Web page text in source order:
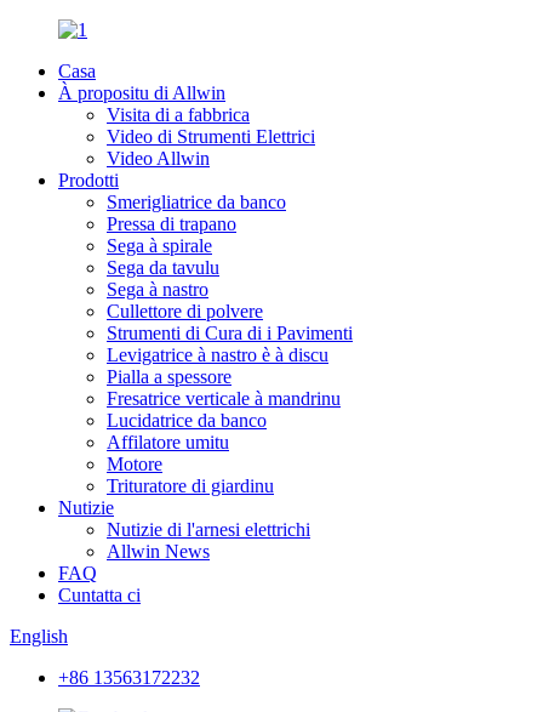
Casa
À propositu di Allwin
Visita di a fabbrica
Video di Strumenti Elettrici
Video Allwin
Prodotti
Smerigliatrice da banco
Pressa di trapano
Sega à spirale
Sega da tavulu
Sega à nastro
Cullettore di polvere
Strumenti di Cura di i Pavimenti
Levigatrice à nastro è à discu
Pialla a spessore
Fresatrice verticale à mandrinu
Lucidatrice da banco
Affilatore umitu
Motore
Trituratore di giardinu
Nutizie
Nutizie di l'arnesi elettrichi
Allwin News
FAQ
Cuntatta ci
English
+86 13563172232